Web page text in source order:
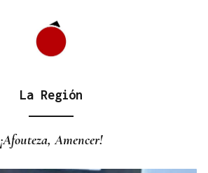
La Región
¡Afouteza, Amencer!